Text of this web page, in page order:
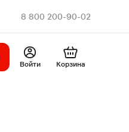
8 800 200-90-02
Войти Корзина